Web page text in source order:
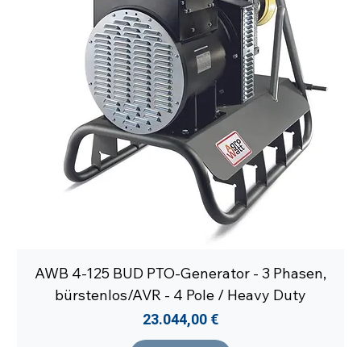
AWB 4-125 BUD PTO-Generator - 3 Phasen,
bürstenlos/AVR - 4 Pole / Heavy Duty
Preis
23.044,00 €